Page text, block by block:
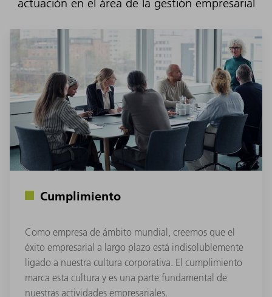
actuación en el área de la gestión empresarial
Cumplimiento
Como empresa de ámbito mundial, creemos que el
éxito empresarial a largo plazo está indisolublemente
ligado a nuestra cultura corporativa. El cumplimiento
marca esta cultura y es una parte fundamental de
nuestras actividades empresariales.